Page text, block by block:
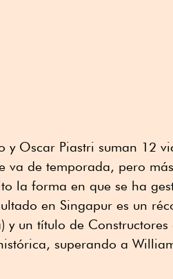
y Oscar Piastri suman 12
va de temporada, pero
la forma en que se ha
en Singapur es un
y un título de
superando a